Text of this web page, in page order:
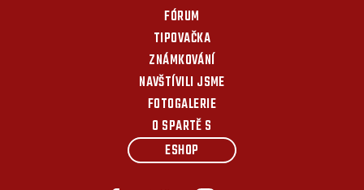
FÓRUM
TIPOVAČKA
ZNÁMKOVÁNÍ
NAVŠTÍVILI JSME
FOTOGALERIE
O SPARTĚ S
ESHOP